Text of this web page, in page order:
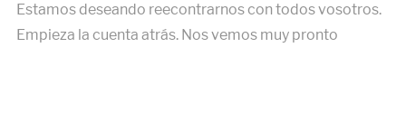
Estamos deseando reecontrarnos con todos vosotros.
Empieza la cuenta atrás. Nos vemos muy pronto